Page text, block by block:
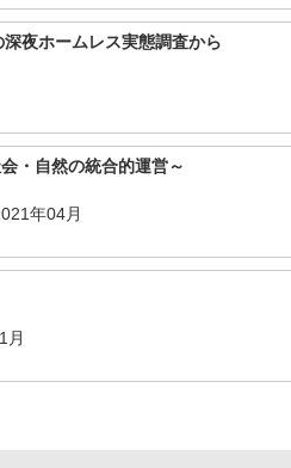
夜ホームレス実態調査から
・自然の統合的運営～
年04月
月